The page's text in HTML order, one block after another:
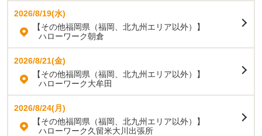
2026/8/19(水)
【その他福岡県（福岡、北九州エリア以外）】
ハローワーク朝倉
2026/8/21(金)
【その他福岡県（福岡、北九州エリア以外）】
ハローワーク大牟田
2026/8/24(月)
【その他福岡県（福岡、北九州エリア以外）】
ハローワーク久留米大川出張所